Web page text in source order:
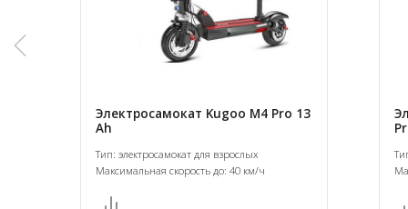
Электросамокат Kugoo M4 Pro 13
Ah
Тип: электросамокат для взрослых
Максимальная скорость до: 40 км/ч